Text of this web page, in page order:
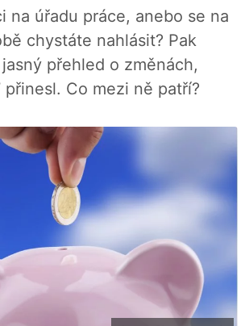
l
e
t
j
t
j
X
na úřadu práce, anebo se na
chystáte nahlásit? Pak
přehled o změnách,
Co mezi ně patří?